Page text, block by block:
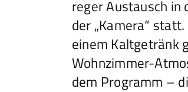
reger Austausch in
der „Kamera“
einem Kaltgetränk
Wohnzimmer-
dem Programm –